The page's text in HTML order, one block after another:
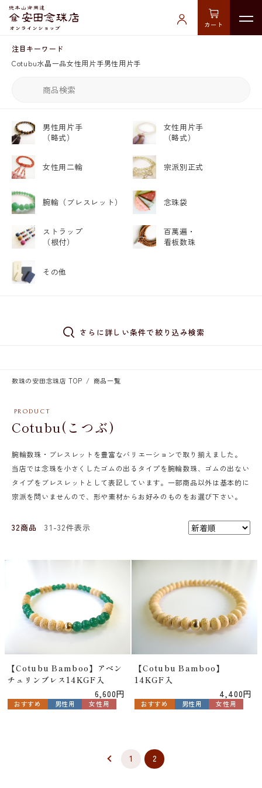
カート
注目キーワード
Cotubu水晶一品女性用片手男性用片手
男性用片手
（略式）
女性用片手
（略式）
女性用二輪 宗派別正式
腕輪 （ブレスレット） 念珠袋
ストラップ
（根付）
百萬遍・
看板数珠
その他
さらに詳しい条件で絞り込み検索
数珠の安田念珠店 TOP 商品一覧
Cotubu(こつぶ)
腕輪数珠・ブレスレットを豊富なバリエーションで取り揃えました。
当店では念珠を小さくしたゴムの出るタイプを腕輪数珠、ゴムの出ない
タイプをブレスレットとして表記しています。一部商品以外は基本的に
宗派を問いませんので、形や素材からお好みのものをお選び下さい。
32商品 31-32件表示
【Cotubu Bamboo】アベン
チュリンブレス14KGF入
6,600円
おすすめ 男性用 女性用
【Cotubu Bamboo】
14KGF入
4,400円
おすすめ 男性用 女性用
1 2